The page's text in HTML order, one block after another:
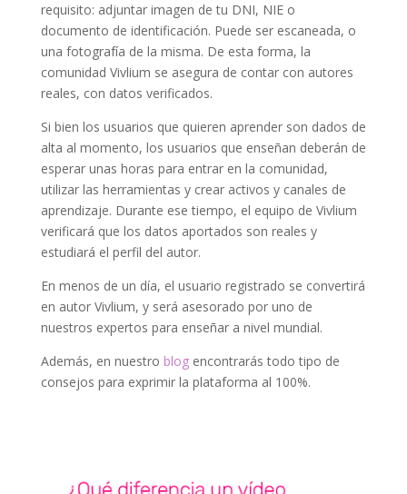
requisito: adjuntar imagen de tu DNI, NIE o
documento de identificación. Puede ser escaneada, o
una fotografía de la misma. De esta forma, la
comunidad Vivlium se asegura de contar con autores
reales, con datos verificados.
Si bien los usuarios que quieren aprender son dados de
alta al momento, los usuarios que enseñan deberán de
esperar unas horas para entrar en la comunidad,
utilizar las herramientas y crear activos y canales de
aprendizaje. Durante ese tiempo, el equipo de Vivlium
verificará que los datos aportados son reales y
estudiará el perfil del autor.
En menos de un día, el usuario registrado se convertirá
en autor Vivlium, y será asesorado por uno de
nuestros expertos para enseñar a nivel mundial.
Además, en nuestro blog encontrarás todo tipo de
consejos para exprimir la plataforma al 100%.